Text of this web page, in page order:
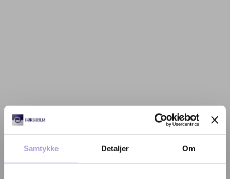
Samtykke Detaljer Om